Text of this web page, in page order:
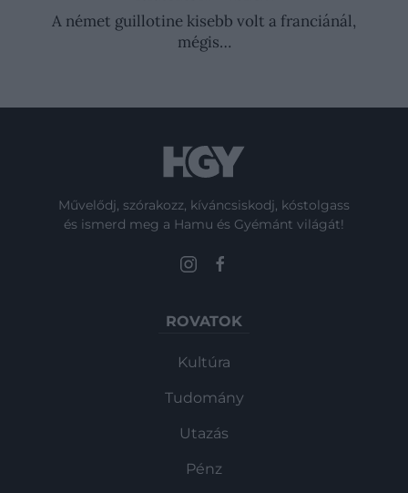
A német guillotine kisebb volt a franciánál,
mégis…
Művelődj, szórakozz, kíváncsiskodj, kóstolgass
és ismerd meg a Hamu és Gyémánt világát!
ROVATOK
Kultúra
Tudomány
Utazás
Pénz